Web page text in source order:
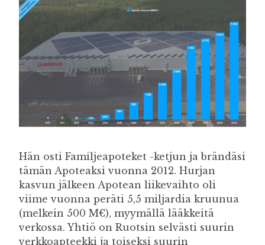
Hän osti Familjeapoteket -ketjun ja brändäsi
tämän Apoteaksi vuonna 2012. Hurjan
kasvun jälkeen Apotean liikevaihto oli
viime vuonna peräti 5,5 miljardia kruunua
(melkein 500 M€), myymällä lääkkeitä
verkossa. Yhtiö on Ruotsin selvästi suurin
verkkoapteekki ja toiseksi suurin